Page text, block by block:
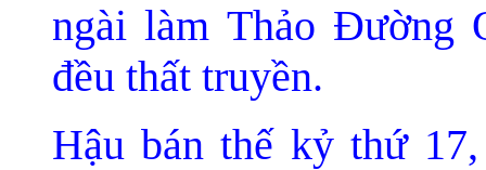
ngài làm Thảo Ðường
đều thất truyền.
Hậu bán thế kỷ thứ